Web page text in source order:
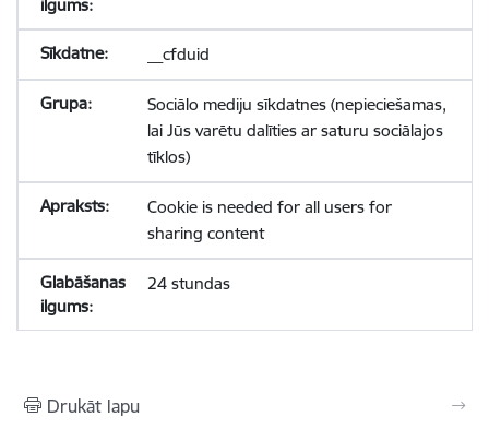
__cfduid
Sociālo mediju sīkdatnes (nepieciešamas,
lai Jūs varētu dalīties ar saturu sociālajos
tīklos)
Cookie is needed for all users for
sharing content
24 stundas
Drukāt lapu